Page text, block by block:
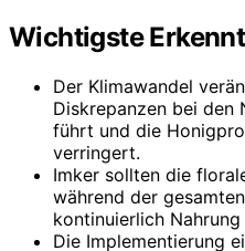
Wichtigste
Der Klimawandel
Diskrepanzen bei den
führt und die
verringert.
Imker sollten die
während der
kontinuierlich
Die Implementierung